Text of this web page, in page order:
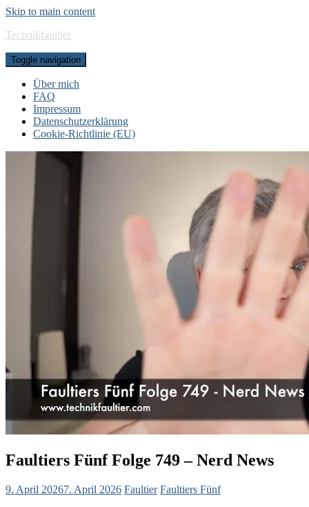
Skip to main content
Technikfaultier
Toggle navigation
Über mich
FAQ
Impressum
Datenschutzerklärung
Cookie-Richtlinie (EU)
Faultiers Fünf Folge 749 – Nerd News
9. April 20267. April 2026 Faultier Faultiers Fünf